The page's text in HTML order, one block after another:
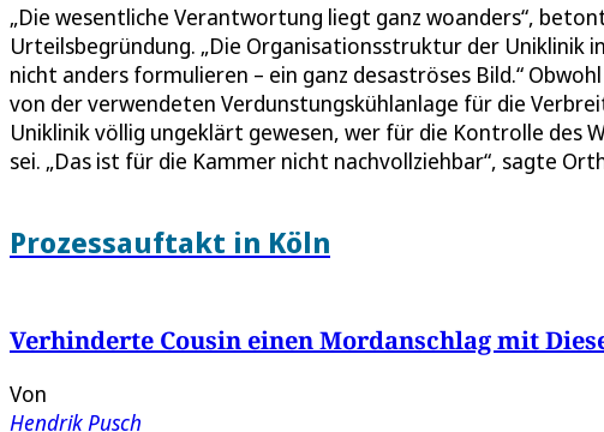
„Die wesentliche Verantwortung liegt ganz woanders“,
Urteilsbegründung. „Die Organisationsstruktur der Uniklinik
nicht anders formulieren – ein ganz desaströses Bild.“
von der verwendeten Verdunstungskühlanlage für die
Uniklinik völlig ungeklärt gewesen, wer für die Kontrolle des
sei. „Das ist für die Kammer nicht nachvollziehbar“, sagte
Prozessauftakt in Köln
Verhinderte Cousin einen Mordanschlag mit
Von
Hendrik Pusch